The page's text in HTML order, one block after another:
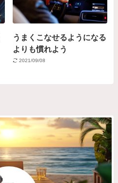
うまくこなせるようになる
よりも慣れよう
2021/09/08